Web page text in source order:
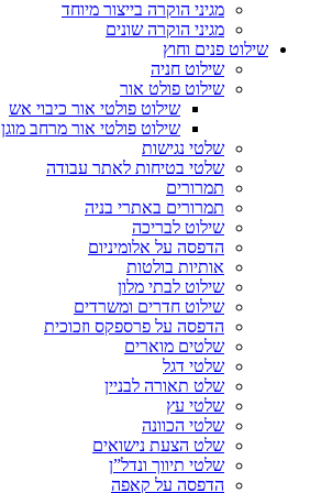
מגיני הוקרה בייצור מיוחד
מגיני הוקרה שונים
שילוט פנים וחוץ
שילוט חניה
שילוט פולט אור
שילוט פולטי אור כיבוי אש
שילוט פולטי אור מרחב מוגן
שלטי נגישות
שלטי בטיחות לאתר עבודה
תמרורים
תמרורים באתרי בניה
שילוט לבריכה
הדפסה על אלומיניום
אותיות בולטות
שילוט לבתי מלון
שילוט חדרים ומשרדים
הדפסה על פרספקס וזכוכית
שלטים מוארים
שלטי דגל
שלט תאורה לבניין
שלטי עץ
שלטי הכוונה
שלט הצעת נישואים
שלטי תיווך ונדל”ן
הדפסה על קאפה